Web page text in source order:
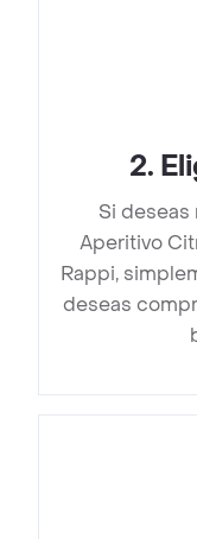
2.
Si deseas
Aperitivo
Rappi,
deseas